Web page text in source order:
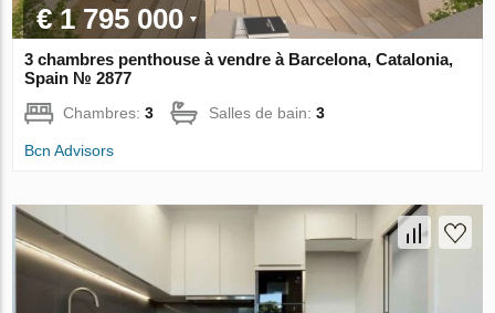
€ 1 795 000
3 chambres penthouse à vendre à Barcelona, Catalonia,
Spain № 2877
Chambres:3 Salles de bain:3
Bcn Advisors